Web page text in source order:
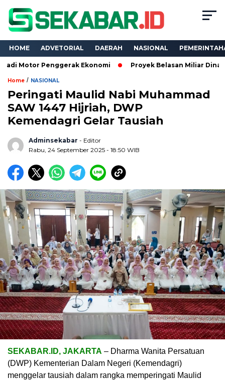
HOME ADVETORIAL DAERAH NASIONAL
Penggerak Ekonomi Proyek Belasan Miliar Dinas PKPCK
Home / NASIONAL
Peringati Maulid Nabi Muhammad
SAW 1447 Hijriah, DWP
Kemendagri Gelar Tausiah
Adminsekabar - Editor
Rabu, 24 September 2025 - 18:50 WIB
SEKABAR.ID, JAKARTA – Dharma Wanita Persatuan
(DWP) Kementerian Dalam Negeri (Kemendagri)
menggelar tausiah dalam rangka memperingati Maulid